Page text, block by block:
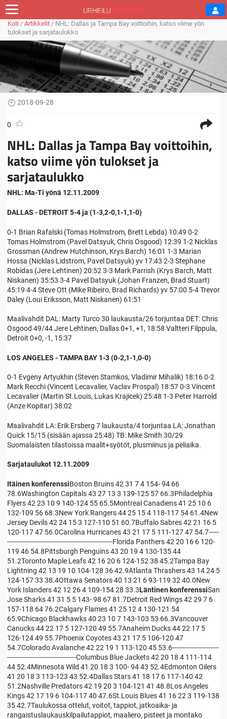
Koti / Artikkelit / NHL: Dallas ja Tampa Bay voittoihin, katso viime yön
tulokset ja sarjataulukko
2018-09-28
0
NHL: Dallas ja Tampa Bay voittoihin,
katso viime yön tulokset ja
sarjataulukko
NHL: Ma-Ti yönä 12.11.2009
DALLAS - DETROIT 5-4 ja (1-3,2-0,1-1,1-0)
0-1 Brian Rafalski (Tomas Holmstrom, Brett Lebda) 10:49 0-2
Tomas Holmstrom (Pavel Datsyuk, Chris Osgood) 12:39 1-2 Nicklas
Grossman (Andrew Hutchinson, Krys Barch) 16:01 1-3 Marian
Hossa (Nicklas Lidstrom, Pavel Datsyuk) yv 17:43 2-3 Stephane
Robidas (Jere Lehtinen) 20:52 3-3 Mark Parrish (Krys Barch, Matt
Niskanen) 35:53 3-4 Pavel Datsyuk (Johan Franzen, Brad Stuart)
45:19 4-4 Steve Ott (Mike Ribeiro, Brad Richards) yv 57:00 5-4 Trevor
Daley (Loui Eriksson, Matt Niskanen) 61:51
Maalivahdit DAL: Marty Turco 30 laukausta/26 torjuntaa DET: Chris
Osgood 49/44 Jere Lehtinen, Dallas 0+1, +1, 18:58 Valtteri Filppula,
Detroit 0+0, -1, 15:37
LOS ANGELES - TAMPA BAY 1-3 (0-2,1-1,0-0)
0-1 Evgeny Artyukhin (Steven Stamkos, Vladimir Mihalik) 18:16 0-2
Mark Recchi (Vincent Lecavalier, Vaclav Prospal) 18:57 0-3 Vincent
Lecavalier (Martin St.Louis, Lukas Krajicek) 25:48 1-3 Peter Harrold
(Anze Kopitar) 38:02
Maalivahdit LA: Erik Ersberg 7 laukausta/4 torjuntaa LA: Jonathan
Quick 15/15 (sisään ajassa 25:48) TB: Mike Smith 30/29
Suomalaisten tilastoissa maalit+syötöt, plusmiinus ja peliaika.
Sarjataulukot 12.11.2009
Itäinen konferenssiBoston Bruins 42 31 7 4 154- 94 66
78.6Washington Capitals 43 27 13 3 139-125 57 66.3Philadelphia
Flyers 42 23 10 9 140-124 55 65.5Montreal Canadiens 41 25 10 6
132-109 56 68.3New York Rangers 44 25 15 4 118-117 54 61.4New
Jersey Devils 42 24 15 3 127-110 51 60.7Buffalo Sabres 42 21 16 5
120-117 47 56.0Carolina Hurricanes 43 21 17 5 111-127 47 54.7-----
----------------------------------------------------Florida Panthers 42 20 16 6 120-
119 46 54.8Pittsburgh Penguins 43 20 19 4 130-135 44
51.2Toronto Maple Leafs 42 16 20 6 124-152 38 45.2Tampa Bay
Lightning 42 13 19 10 104-128 36 42.9Atlanta Thrashers 43 14 24 5
124-157 33 38.4Ottawa Senators 40 13 21 6 93-119 32 40.0New
York Islanders 42 12 26 4 109-154 28 33.3Läntinen konferenssiSan
Jose Sharks 41 31 5 5 143- 98 67 81.7Detroit Red Wings 42 29 7 6
157-118 64 76.2Calgary Flames 41 25 12 4 130-121 54
65.9Chicago Blackhawks 40 23 10 7 143-103 53 66.3Vancouver
Canucks 44 22 17 5 127-120 49 55.7Anaheim Ducks 44 22 17 5
126-124 49 55.7Phoenix Coyotes 43 21 17 5 106-120 47
54.7Colorado Avalanche 42 22 19 1 113-120 45 53.6-----------------------
----------------------------------Columbus Blue Jackets 42 20 18 4 111-114
44 52.4Minnesota Wild 41 20 18 3 100- 94 43 52.4Edmonton Oilers
41 20 18 3 113-123 43 52.4Dallas Stars 41 18 17 6 117-140 42
51.2Nashville Predators 42 19 20 3 104-121 41 48.8Los Angeles
Kings 42 17 19 6 104-117 40 47.6St.Louis Blues 41 16 22 3 119-138
35 42.7Taulukossa ottelut, voitot, tappiot, jatkoaika- ja
rangaistuslaukauskilpailutappiot, maaliero, pisteet ja montako